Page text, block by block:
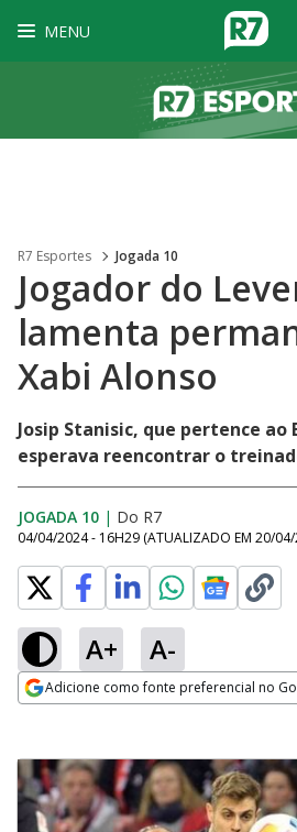
MENU
R7 Esportes Jogada 10
Jogador do
lamenta
Xabi Alonso
Josip Stanisic, que pertence ao
esperava reencontrar o
JOGADA 10 | Do R7
04/04/2024 - 16H29 (ATUALIZADO EM 20/
A+ A-
Adicione como fonte preferencial no